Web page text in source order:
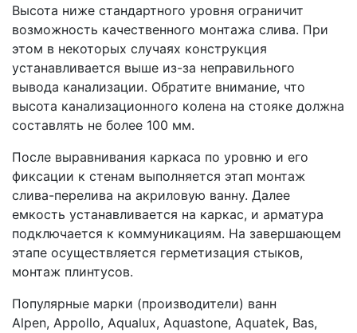
Высота ниже стандартного уровня ограничит
возможность качественного монтажа слива. При
этом в некоторых случаях конструкция
устанавливается выше из-за неправильного
вывода канализации. Обратите внимание, что
высота канализационного колена на стояке должна
составлять не более 100 мм.
После выравнивания каркаса по уровню и его
фиксации к стенам выполняется этап монтаж
слива-перелива на акриловую ванну. Далее
емкость устанавливается на каркас, и арматура
подключается к коммуникациям. На завершающем
этапе осуществляется герметизация стыков,
монтаж плинтусов.
Популярные марки (производители) ванн
Alpen, Appollo, Aqualux, Aquastone, Aquatek, Bas,